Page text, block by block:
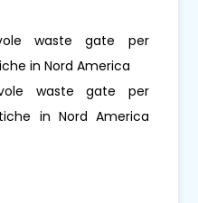
waste gate per
in Nord America
waste gate per
in Nord America